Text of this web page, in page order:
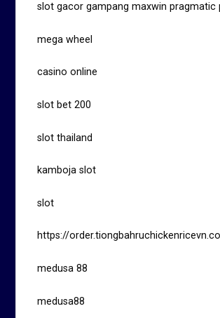
slot gacor gampang maxwin pragmatic
mega wheel
casino online
slot bet 200
slot thailand
kamboja slot
slot
https://
medusa 88
medusa88